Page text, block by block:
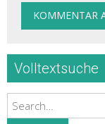
Volltextsuche
Search